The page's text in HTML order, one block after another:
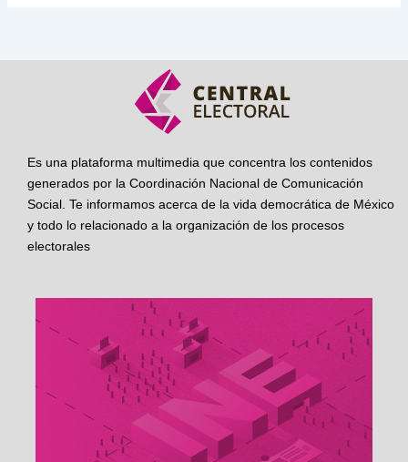
Es una plataforma multimedia que concentra los contenidos
generados por la Coordinación Nacional de Comunicación
Social. Te informamos acerca de la vida democrática de México
y todo lo relacionado a la organización de los procesos
electorales